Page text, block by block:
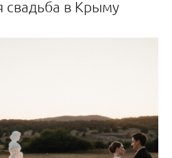
свадьба в Крыму